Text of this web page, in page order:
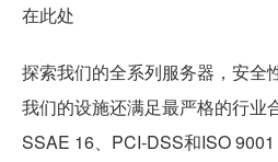
在此处
探索我们的全系列服务器，安全
我们的设施还满足最严格的行业
SSAE 16、PCI-DSS和ISO